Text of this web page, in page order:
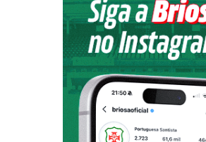
SEJA VISTO POR MAIS DE
TORCEDORES